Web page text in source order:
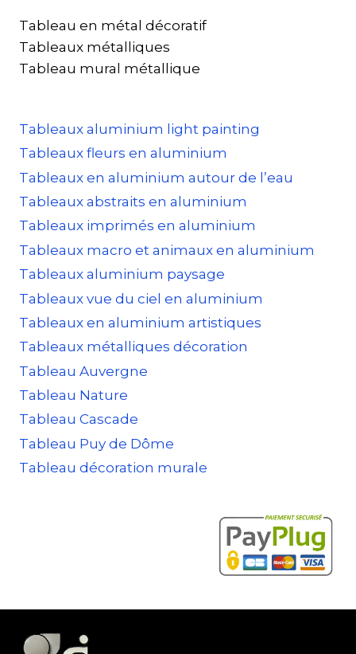
Tableau en métal décoratif
Tableaux métalliques
Tableau mural métallique
Tableaux aluminium light painting
Tableaux fleurs en aluminium
Tableaux en aluminium autour de l’eau
Tableaux abstraits en aluminium
Tableaux imprimés en aluminium
Tableaux macro et animaux en aluminium
Tableaux aluminium paysage
Tableaux vue du ciel en aluminium
Tableaux en aluminium artistiques
Tableaux métalliques décoration
Tableau Auvergne
Tableau Nature
Tableau Cascade
Tableau Puy de Dôme
Tableau décoration murale